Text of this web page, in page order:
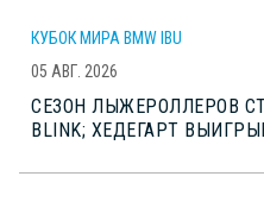
КУБОК МИРА BMW IBU
05 АВГ. 2026
СЕЗОН ЛЫЖЕРОЛЛЕРОВ
BLINK; ХЕДЕГАРТ